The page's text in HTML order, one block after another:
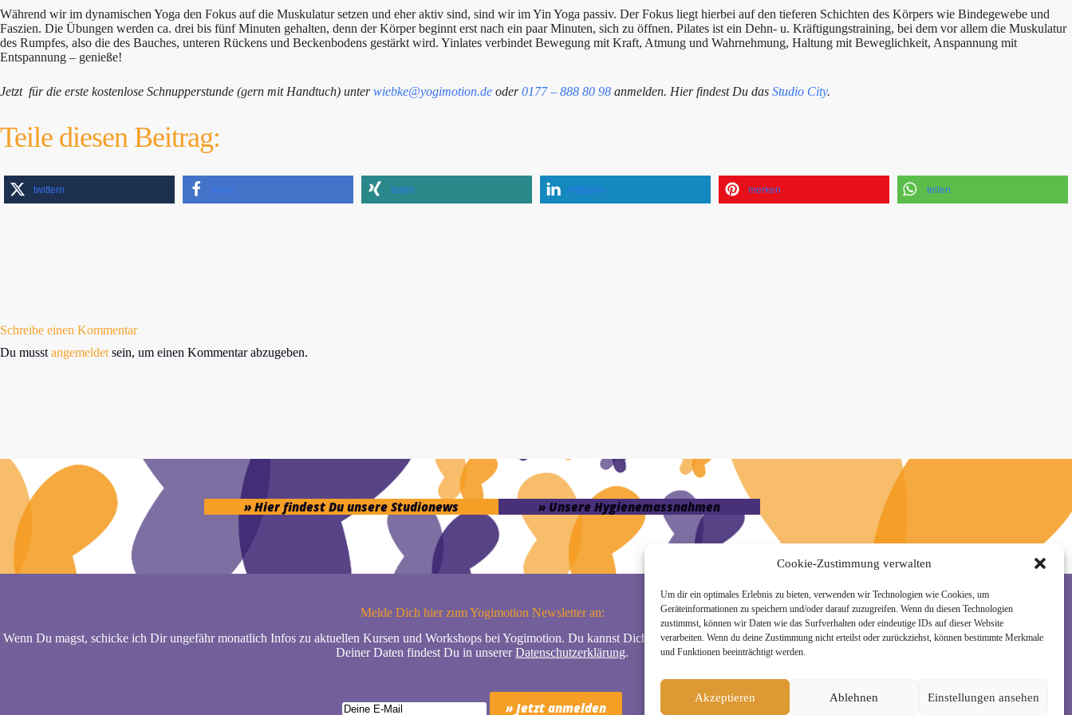
Cookie-Zustimmung verwalten
Um dir ein optimales Erlebnis zu bieten, verwenden wir Technologien wie Cookies, um
Geräteinformationen zu speichern und/oder darauf zuzugreifen. Wenn du diesen Technologien
zustimmst, können wir Daten wie das Surfverhalten oder eindeutige IDs auf dieser Website
verarbeiten. Wenn du deine Zustimmung nicht erteilst oder zurückziehst, können bestimmte Merkmale
und Funktionen beeinträchtigt werden.
Akzeptieren Ablehnen Einstellungen ansehen
Während wir im dynamischen Yoga den Fokus auf die Muskulatur setzen und eher aktiv sind, sind wir im Yin Yoga passiv. Der Fokus liegt hierbei auf den tieferen Schichten des Körpers wie Bindegewebe und
Faszien. Die Übungen werden ca. drei bis fünf Minuten gehalten, denn der Körper beginnt erst nach ein paar Minuten, sich zu öffnen. Pilates ist ein Dehn- u. Kräftigungstraining, bei dem vor allem die Muskulatur
des Rumpfes, also die des Bauches, unteren Rückens und Beckenbodens gestärkt wird. Yinlates verbindet Bewegung mit Kraft, Atmung und Wahrnehmung, Haltung mit Beweglichkeit, Anspannung mit
Entspannung – genieße!
Jetzt für die erste kostenlose Schnupperstunde (gern mit Handtuch) unterwiebke@yogimotion.de oder0177 – 888 80 98 anmelden. Hier findest Du das Studio City.
Teile diesen Beitrag:
twittern teilen teilen mitteilen merken teilen
Schreibe einen Kommentar
Du musst angemeldet sein, um einen Kommentar abzugeben.
» Hier findest Du unsere Studionews » Unsere Hygienemassnahmen
Melde Dich hier zum Yogimotion Newsletter an:
Wenn Du magst, schicke ich Dir ungefähr monatlich Infos zu aktuellen Kursen und Workshops bei Yogimotion. Du kannst Dich natürlich jederzeit wieder abmelden. Alle Details zur Nutzung
Deiner Daten findest Du in unsererDatenschutzerklärung.